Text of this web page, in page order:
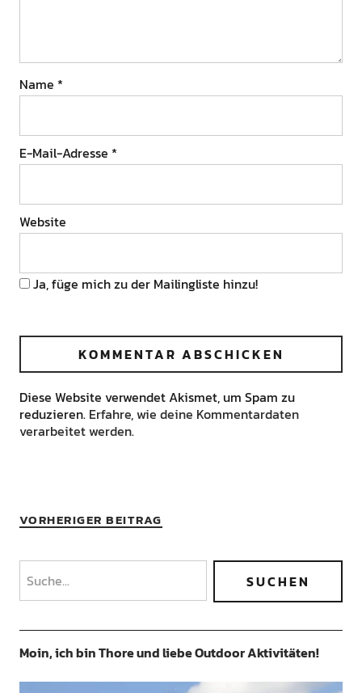
Name *
E-Mail-Adresse *
Website
Ja, füge mich zu der Mailingliste hinzu!
Diese Website verwendet Akismet, um Spam zu
reduzieren. Erfahre, wie deine Kommentardaten
verarbeitet werden.
VORHERIGER BEITRAG
Moin, ich bin Thore und liebe Outdoor Aktivitäten!